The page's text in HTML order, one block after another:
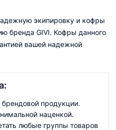
экипировку и кофры
бренда GIVI. Кофры данного
вашей надежной
продукции.
наценкой.
любые группы товаров